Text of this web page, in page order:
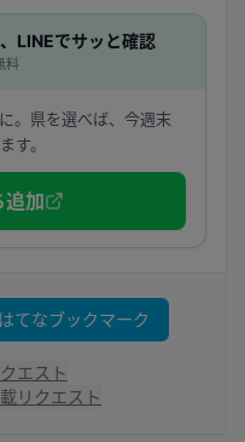
LINEでサッと確認
料
。県を選べば、今週末
す。
追加
はてなブックマーク
エスト
リクエスト